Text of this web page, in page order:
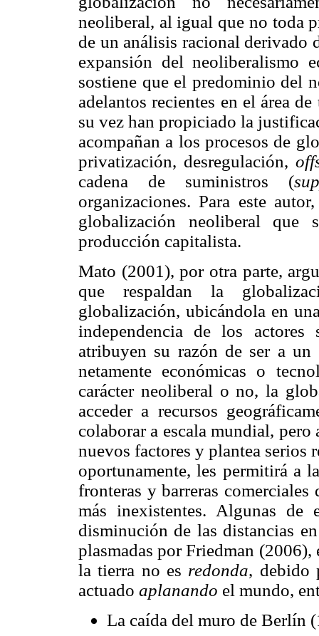
neoliberal, al igual que no toda
de un análisis racional derivado
expansión del neoliberalismo
sostiene que el predominio del
adelantos recientes en el área
su vez han propiciado la
acompañan a los procesos de
privatización, desregulación,
cadena de suministros (
organizaciones. Para este
globalización neoliberal que
producción capitalista.
Mato (2001), por otra parte,
que respaldan la
globalización, ubicándola en
independencia de los
atribuyen su razón de ser a un
netamente económicas o
carácter neoliberal o no, la
acceder a recursos
colaborar a escala mundial,
nuevos factores y plantea serios
oportunamente, les permitirá a
fronteras y barreras
más inexistentes. Algunas de
disminución de las distancias
plasmadas por Friedman
la tierra no es redonda, debido
actuado aplanando el mundo,
La caída del muro de Berlín